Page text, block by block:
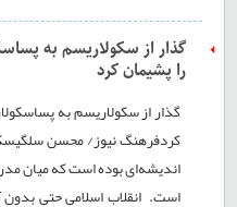
گذار از سکولاریسم به
را پشیمان کرد
گذار از سکولاریسم به
کردفرهنگ نیوز/ محسن
اندیشه‌ای بوده است که میان
است. انقلاب اسلامی حتی بدون